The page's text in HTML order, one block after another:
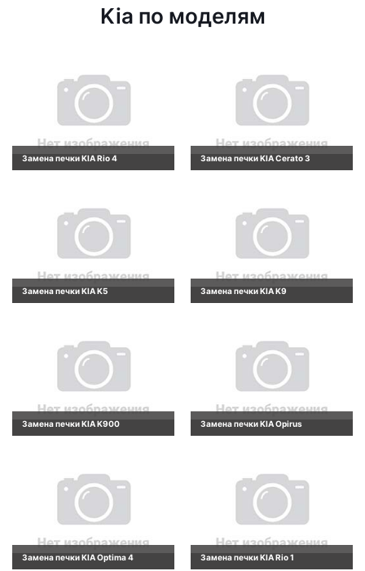
Kia по моделям
Замена печки KIA Rio 4 Замена печки KIA Cerato 3
Замена печки KIA K5 Замена печки KIA K9
Замена печки KIA K900 Замена печки KIA Opirus
Замена печки KIA Optima 4 Замена печки KIA Rio 1